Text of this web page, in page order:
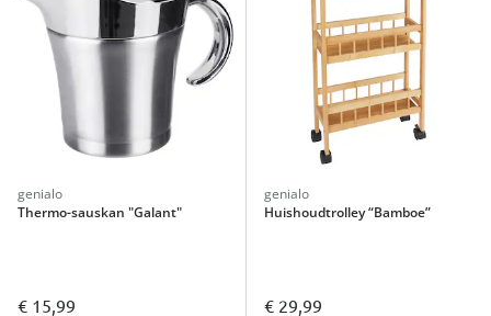
genialo
Thermo-sauskan "Galant"
€ 15,99
genialo
Huishoudtrolley “Bamboe”
€ 29,99